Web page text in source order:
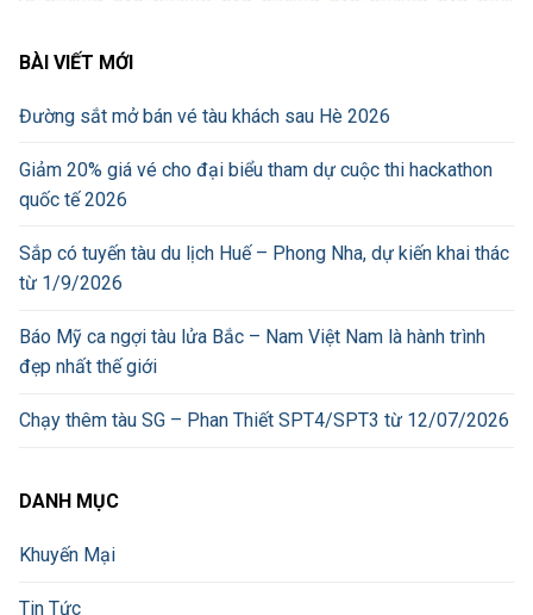
BÀI VIẾT MỚI
Đường sắt mở bán vé tàu khách sau Hè 2026
Giảm 20% giá vé cho đại biểu tham dự cuộc thi hackathon
quốc tế 2026
Sắp có tuyến tàu du lịch Huế – Phong Nha, dự kiến khai thác
từ 1/9/2026
Báo Mỹ ca ngợi tàu lửa Bắc – Nam Việt Nam là hành trình
đẹp nhất thế giới
Chạy thêm tàu SG – Phan Thiết SPT4/SPT3 từ 12/07/2026
DANH MỤC
Khuyến Mại
Tin Tức